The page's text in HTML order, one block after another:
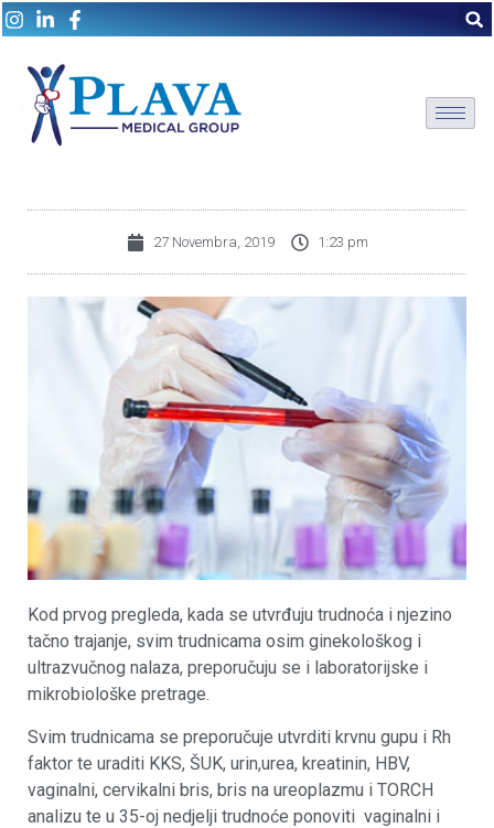
27 Novembra, 2019 1:23 pm
Kod prvog pregleda, kada se utvrđuju trudnoća i njezino
tačno trajanje, svim trudnicama osim ginekološkog i
ultrazvučnog nalaza, preporučuju se i laboratorijske i
mikrobiološke pretrage.
Svim trudnicama se preporučuje utvrditi krvnu gupu i Rh
faktor te uraditi KKS, ŠUK, urin,urea, kreatinin, HBV,
vaginalni, cervikalni bris, bris na ureoplazmu i TORCH
analizu te u 35-oj nedjelji trudnoće ponoviti vaginalni i